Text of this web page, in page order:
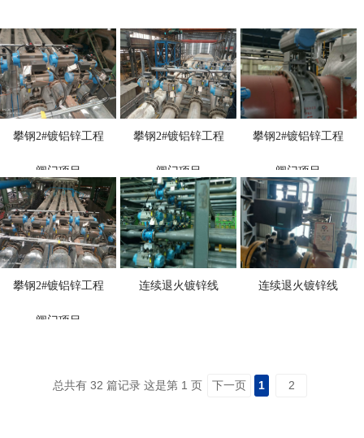
攀钢2#镀铝锌工程
阀门项目
攀钢2#镀铝锌工程
阀门项目
攀钢2#镀铝锌工程
阀门项目
攀钢2#镀铝锌工程
阀门项目
连续退火镀锌线 连续退火镀锌线
总共有 32 篇记录 这是第 1 页 下一页 1 2